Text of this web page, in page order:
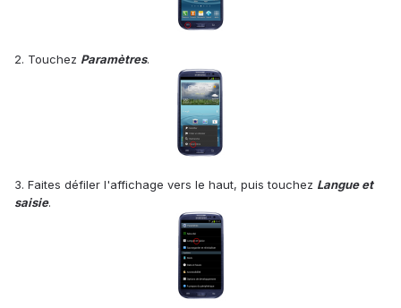
2. Touchez Paramètres.
3. Faites défiler l'affichage vers le haut, puis touchez Langue et
saisie.